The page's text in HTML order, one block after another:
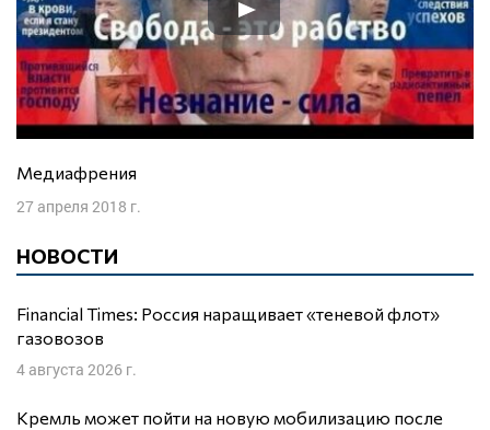
Медиафрения
27 апреля 2018 г.
НОВОСТИ
Financial Times: Россия наращивает «теневой флот»
газовозов
4 августа 2026 г.
Кремль может пойти на новую мобилизацию после